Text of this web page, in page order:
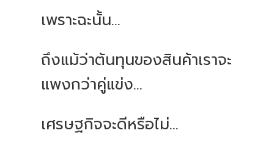
เพราะฉะนั้น...
ถึงแม้ว่าต้นทุนของสินค้าเราจะ
แพงกว่าคู่แข่ง...
เศรษฐกิจจะดีหรือไม่...